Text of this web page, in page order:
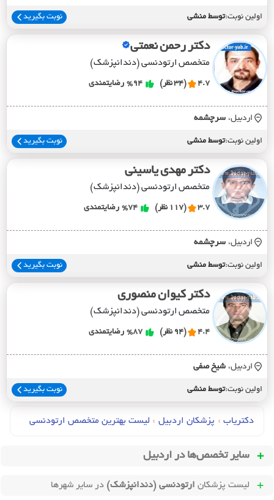
اولین نوبت:توسط منشی نوبت بگیرید
دکتر رحمن نعمتی
متخصص ارتودنسی (دندانپزشک)
4.7 (34 نظر) %94 رضایتمندی
اردبیل، سرچشمه
اولین نوبت:توسط منشی نوبت بگیرید
دکتر مهدی یاسینی
متخصص ارتودنسی (دندانپزشک)
3.7 (117 نظر) %74 رضایتمندی
اردبیل، سرچشمه
اولین نوبت:توسط منشی نوبت بگیرید
دکتر کیوان منصوری
متخصص ارتودنسی (دندانپزشک)
4.4 (94 نظر) %87 رضایتمندی
اردبیل، شيخ صفي
اولین نوبت:توسط منشی نوبت بگیرید
دکتریاب › پزشکان اردبیل › لیست بهترین متخصص ارتودنسی
سایر تخصص‌ها در اردبیل
لیست پزشکان ارتودنسی (دندانپزشک) در سایر شهرها